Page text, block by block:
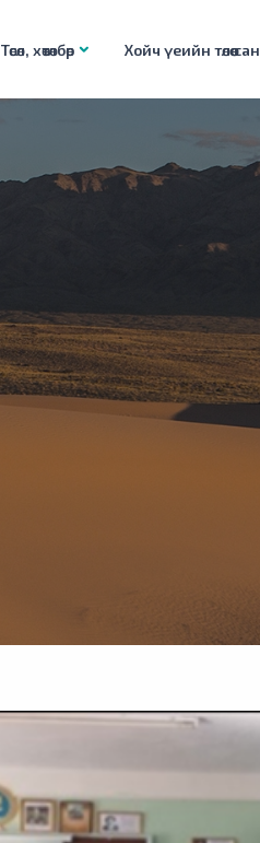
Төсөл, хөтөлбөр Хойч үеийн төлөө сан